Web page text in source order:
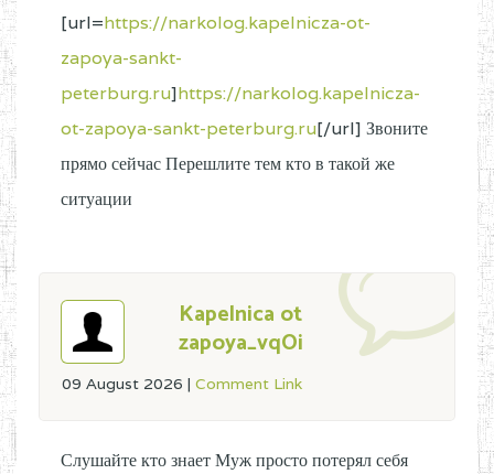
[url=https://narkolog.kapelnicza-ot-
zapoya-sankt-
peterburg.ru]https://narkolog.kapelnicza-
ot-zapoya-sankt-peterburg.ru[/url] Звоните
прямо сейчас Перешлите тем кто в такой же
ситуации
Kapelnica ot
zapoya_vqOi
09 August 2026 | Comment Link
Слушайте кто знает Муж просто потерял себя